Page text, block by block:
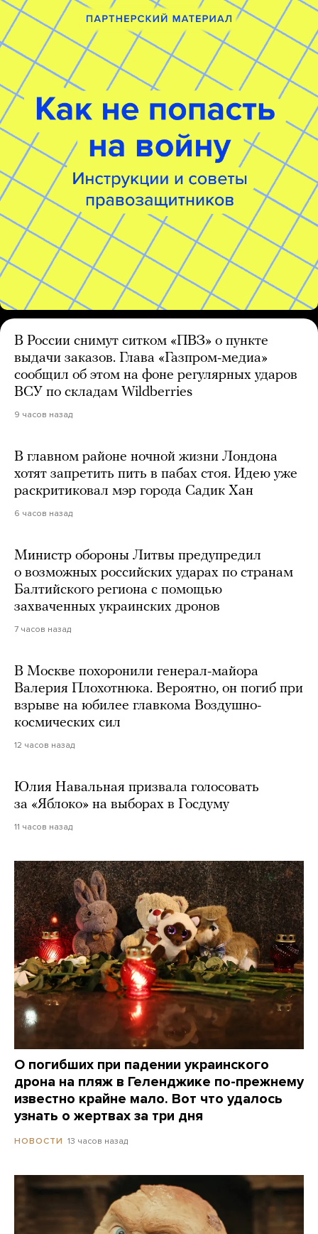
В России снимут ситком «ПВЗ» о пункте
выдачи заказов. Глава «Газпром-медиа»
сообщил об этом на фоне регулярных ударов
ВСУ по складам Wildberries
9 часов назад
В главном районе ночной жизни Лондона
хотят запретить пить в пабах стоя. Идею уже
раскритиковал мэр города Садик Хан
6 часов назад
Министр обороны Литвы предупредил
о возможных российских ударах по странам
Балтийского региона с помощью
захваченных украинских дронов
7 часов назад
В Москве похоронили генерал-майора
Валерия Плохотнюка. Вероятно, он погиб при
взрыве на юбилее главкома Воздушно-
космических сил
12 часов назад
Юлия Навальная призвала голосовать
за «Яблоко» на выборах в Госдуму
11 часов назад
О погибших при падении украинского
дрона на пляж в Геленджике по-прежнему
известно крайне мало. Вот что удалось
узнать о жертвах за три дня
НОВОСТИ 13 часов назад